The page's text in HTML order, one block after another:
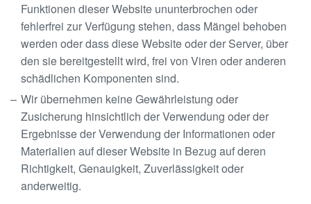
Funktionen dieser Website ununterbrochen oder
fehlerfrei zur Verfügung stehen, dass Mängel behoben
werden oder dass diese Website oder der Server, über
den sie bereitgestellt wird, frei von Viren oder anderen
schädlichen Komponenten sind.
Wir übernehmen keine Gewährleistung oder
Zusicherung hinsichtlich der Verwendung oder der
Ergebnisse der Verwendung der Informationen oder
Materialien auf dieser Website in Bezug auf deren
Richtigkeit, Genauigkeit, Zuverlässigkeit oder
anderweitig.